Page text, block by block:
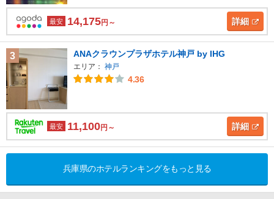
最安 14,175円～ 詳細
3 ANAクラウンプラザホテル神戸 by IHG
エリア： 神戸
4.36
最安 11,100円～ 詳細
兵庫県のホテルランキングをもっと見る